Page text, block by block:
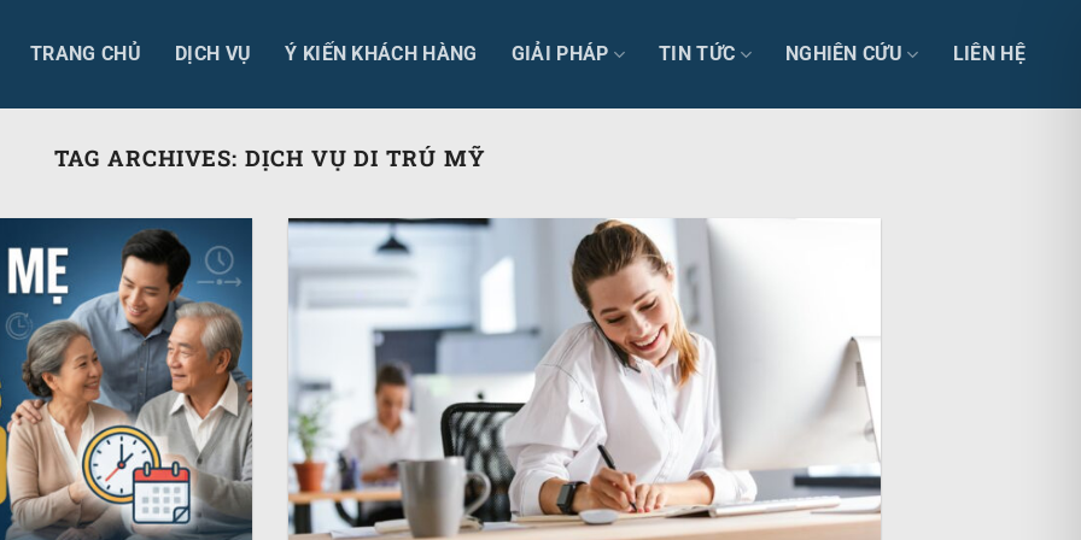
TRANG CHỦ DỊCH VỤ Ý KIẾN KHÁCH HÀNG GIẢI PHÁP TIN TỨC NGHIÊN CỨU LIÊN HỆ
TAG ARCHIVES:DỊCH VỤ DI TRÚ MỸ